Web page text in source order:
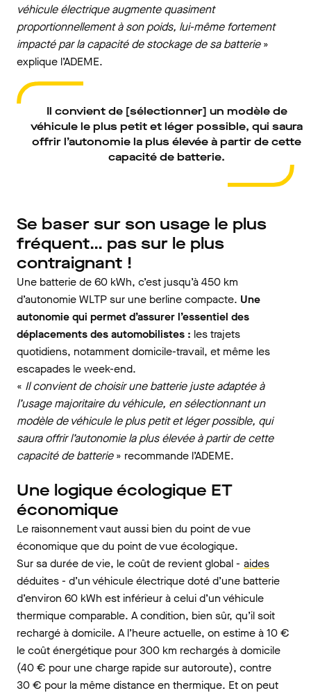
véhicule électrique augmente quasiment
proportionnellement à son poids, lui-même fortement
impacté par la capacité de stockage de sa batterie»
explique l’ADEME.
Il convient de [sélectionner] un modèle de
véhicule le plus petit et léger possible, qui saura
offrir l’autonomie la plus élevée à partir de cette
capacité de batterie.
Se baser sur son usage le plus
fréquent… pas sur le plus
contraignant !
Une batterie de 60 kWh, c’est jusqu’à 450 km
d’autonomie WLTP sur une berline compacte. Une
autonomie qui permet d’assurer l’essentiel des
déplacements des automobilistes : les trajets
quotidiens, notamment domicile-travail, et même les
escapades le week-end.
« Il convient de choisir une batterie juste adaptée à
l’usage majoritaire du véhicule, en sélectionnant un
modèle de véhicule le plus petit et léger possible, qui
saura offrir l’autonomie la plus élevée à partir de cette
capacité de batterie» recommande l’ADEME.
Une logique écologique ET
économique
Le raisonnement vaut aussi bien du point de vue
économique que du point de vue écologique.
Sur sa durée de vie, le coût de revient global - aides
déduites - d’un véhicule électrique doté d’une batterie
d’environ 60 kWh est inférieur à celui d’un véhicule
thermique comparable. A condition, bien sûr, qu’il soit
rechargé à domicile. A l’heure actuelle, on estime à 10 €
le coût énergétique pour 300 km rechargés à domicile
(40 € pour une charge rapide sur autoroute), contre
30 € pour la même distance en thermique. Et on peut